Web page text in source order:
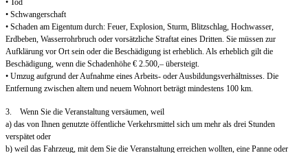
• Tod
• Schwangerschaft
• Schaden am Eigentum durch: Feuer, Explosion, Sturm, Blitzschlag, Hochwasser,
Erdbeben, Wasserrohrbruch oder vorsätzliche Straftat eines Dritten. Sie müssen zur
Aufklärung vor Ort sein oder die Beschädigung ist erheblich. Als erheblich gilt die
Beschädigung, wenn die Schadenhöhe € 2.500,– übersteigt.
• Umzug aufgrund der Aufnahme eines Arbeits- oder Ausbildungsverhältnisses. Die
Entfernung zwischen altem und neuem Wohnort beträgt mindestens 100 km.
3. Wenn Sie die Veranstaltung versäumen, weil
a) das von Ihnen genutzte öffentliche Verkehrsmittel sich um mehr als drei Stunden
verspätet oder
b) weil das Fahrzeug, mit dem Sie die Veranstaltung erreichen wollten, eine Panne oder